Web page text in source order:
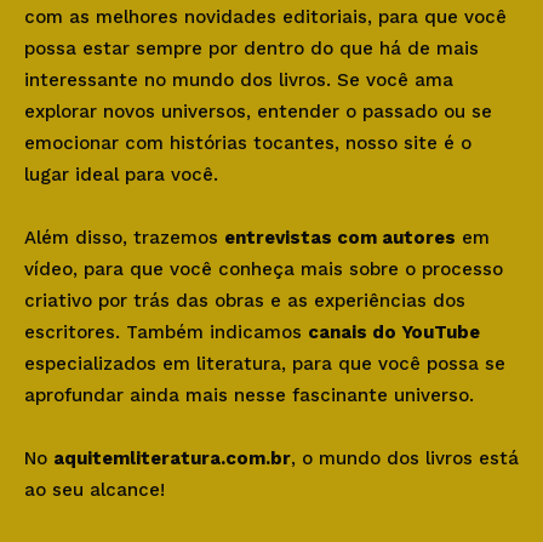
com as melhores novidades editoriais, para que você
possa estar sempre por dentro do que há de mais
interessante no mundo dos livros. Se você ama
explorar novos universos, entender o passado ou se
emocionar com histórias tocantes, nosso site é o
lugar ideal para você.
Além disso, trazemos entrevistas com autores em
vídeo, para que você conheça mais sobre o processo
criativo por trás das obras e as experiências dos
escritores. Também indicamos canais do YouTube
especializados em literatura, para que você possa se
aprofundar ainda mais nesse fascinante universo.
No aquitemliteratura.com.br, o mundo dos livros está
ao seu alcance!